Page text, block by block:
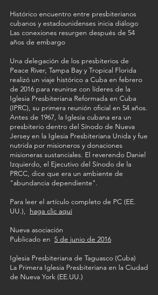
Histórico encuentro entre presbiterianos
cubanos y estadounidenses inicia diálogo
Las conexiones resurgen después de 54
años de embargo
Una delegación de los presbiterios de
Peace River, Tampa Bay y Tropical Florida
realizó un viaje histórico a Cuba en febrero
de 2016 para reunirse con líderes de la
Iglesia Presbiteriana Reformada en Cuba
(IPRC), su primera reunión oficial en 54 años.
Antes de 1967, la Iglesia cubana era un
presbiterio dentro del Sínodo de Nueva
Jersey en la Iglesia Presbiteriana Unida y fue
nutrida por misioneros y donaciones
misioneras sustanciales. El reverendo Daniel
Izquierdo, el Ejecutivo del Sínodo de la
PRCC, dice que era un ambiente de
"abundancia dependiente".
Para leer el artículo completo de PC (EE.
UU.), haga clic aquí
Nueva asociación
Publicado en 5 de junio de 2016
Iglesia Presbiteriana de Taguasco (Cuba)
La Primera Iglesia Presbiteriana en la Ciudad
de Nueva York (EE.UU.)